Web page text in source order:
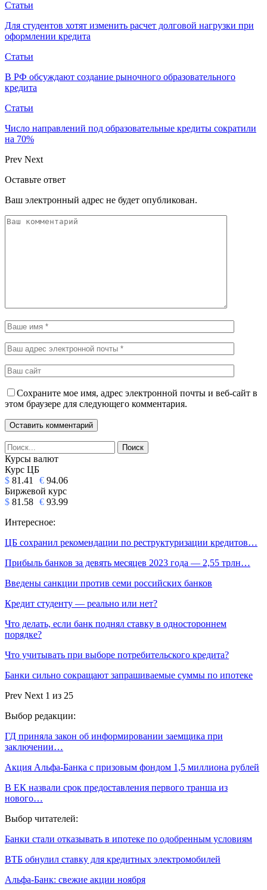
Статьи
Для студентов хотят изменить расчет долговой нагрузки при
оформлении кредита
Статьи
В РФ обсуждают создание рыночного образовательного
кредита
Статьи
Число направлений под образовательные кредиты сократили
на 70%
Prev Next
Оставьте ответ
Ваш электронный адрес не будет опубликован.
Сохраните мое имя, адрес электронной почты и веб-сайт в
этом браузере для следующего комментария.
Курсы валют
Курс ЦБ
$ 81.41 € 94.06
Биржевой курс
$ 81.58 € 93.99
Интересное:
ЦБ сохранил рекомендации по реструктуризации кредитов…
Прибыль банков за девять месяцев 2023 года — 2,55 трлн…
Введены санкции против семи российских банков
Кредит студенту — реально или нет?
Что делать, если банк поднял ставку в одностороннем
порядке?
Что учитывать при выборе потребительского кредита?
Банки сильно сокращают запрашиваемые суммы по ипотеке
Prev Next 1 из 25
Выбор редакции:
ГД приняла закон об информировании заемщика при
заключении…
Акция Альфа-Банка с призовым фондом 1,5 миллиона рублей
В ЕК назвали срок предоставления первого транша из
нового…
Выбор читателей:
Банки стали отказывать в ипотеке по одобренным условиям
ВТБ обнулил ставку для кредитных электромобилей
Альфа-Банк: свежие акции ноября